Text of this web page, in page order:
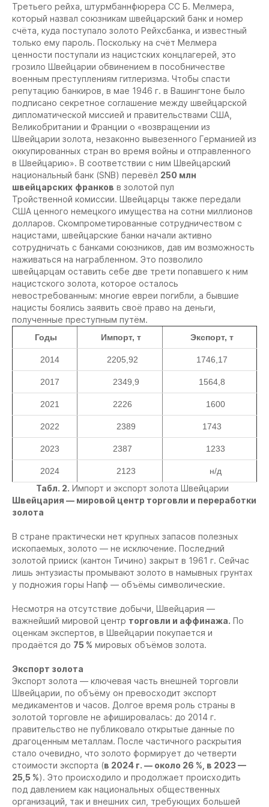
Третьего рейха, штурмбаннфюрера СС Б. Мелмера,
который назвал союзникам швейцарский банк и номер
счёта, куда поступало золото Рейхсбанка, и известный
только ему пароль. Поскольку на счёт Мелмера
ценности поступали из нацистских концлагерей, это
грозило Швейцарии обвинением в пособничестве
военным преступлениям гитлеризма. Чтобы спасти
репутацию банкиров, в мае 1946 г. в Вашингтоне было
подписано секретное соглашение между швейцарской
дипломатической миссией и правительствами США,
Великобритании и Франции о «возвращении из
Швейцарии золота, незаконно вывезенного Германией из
оккупированных стран во время войны и отправленного
в Швейцарию». В соответствии с ним Швейцарский
национальный банк (SNB) перевёл 250 млн
швейцарских франков в золотой пул
Тройственной комиссии. Швейцарцы также передали
США ценного немецкого имущества на сотни миллионов
долларов. Скомпрометированные сотрудничеством с
нацистами, швейцарские банки начали активно
сотрудничать с банками союзников, дав им возможность
наживаться на награбленном. Это позволило
швейцарцам оставить себе две трети попавшего к ним
нацистского золота, которое осталось
невостребованным: многие евреи погибли, а бывшие
нацисты боялись заявить своё право на деньги,
полученные преступным путём.
Годы Импорт, т Экспорт, т
2014 2205,92 1746,17
2017 2349,9 1564,8
2021 2226 1600
2022 2389 1743
2023 2387 1233
2024 2123 н/д
Табл. 2. Импорт и экспорт золота Швейцарии
Швейцария — мировой центр торговли и переработки
золота
В стране практически нет крупных запасов полезных
ископаемых, золото — не исключение. Последний
золотой прииск (кантон Тичино) закрыт в 1961 г. Сейчас
лишь энтузиасты промывают золото в намывных грунтах
у подножия горы Напф — объёмы символические.
Несмотря на отсутствие добычи, Швейцария —
важнейший мировой центр торговли и аффинажа. По
оценкам экспертов, в Швейцарии покупается и
продаётся до 75 % мировых объёмов золота.
Экспорт золота
Экспорт золота — ключевая часть внешней торговли
Швейцарии, по объёму он превосходит экспорт
медикаментов и часов. Долгое время роль страны в
золотой торговле не афишировалась: до 2014 г.
правительство не публиковало открытые данные по
драгоценным металлам. После частичного раскрытия
стало очевидно, что золото формирует до четверти
стоимости экспорта (в 2024 г. — около 26 %, в 2023 —
25,5 %). Это происходило и продолжает происходить
под давлением как национальных общественных
организаций, так и внешних сил, требующих большей